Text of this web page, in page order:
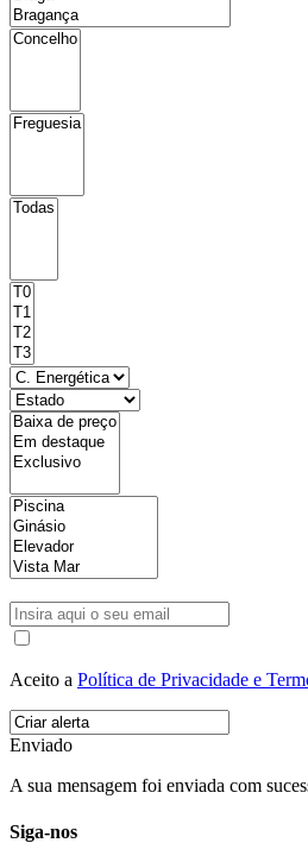
Aceito a Política de Privacidade e
Enviado
A sua mensagem foi enviada com
Siga-nos